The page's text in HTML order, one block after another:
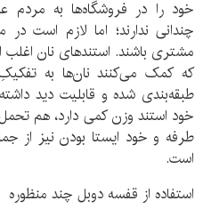
خود را در فروشگاه‌ها به مردم
چندانی ندارند؛ اما لازم است
مشتری باشند. استندهای نان
که کمک می‌کنند نان‌ها به
طبقه‌بندی شده و قابلیت دید
خود استند وزن کمی دارد، هم
طرفه و خود ایستا بودن نیز از
است.
استفاده از قفسه دوبل چند منظوره